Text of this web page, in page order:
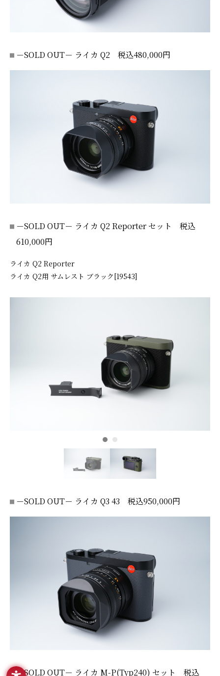
－SOLD OUT－ ライカ Q2 税込480,000円
－SOLD OUT－ ライカ Q2 Reporter セット 税込
610,000円
ライカ Q2 Reporter
ライカ Q2用 サムレスト ブラック[19543]
－SOLD OUT－ ライカ Q3 43 税込950,000円
－SOLD OUT－ ライカ M-P(Typ240) セット 税込